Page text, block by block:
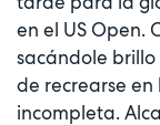
en el US Open.
sacándole brillo
de recrearse
incompleta.